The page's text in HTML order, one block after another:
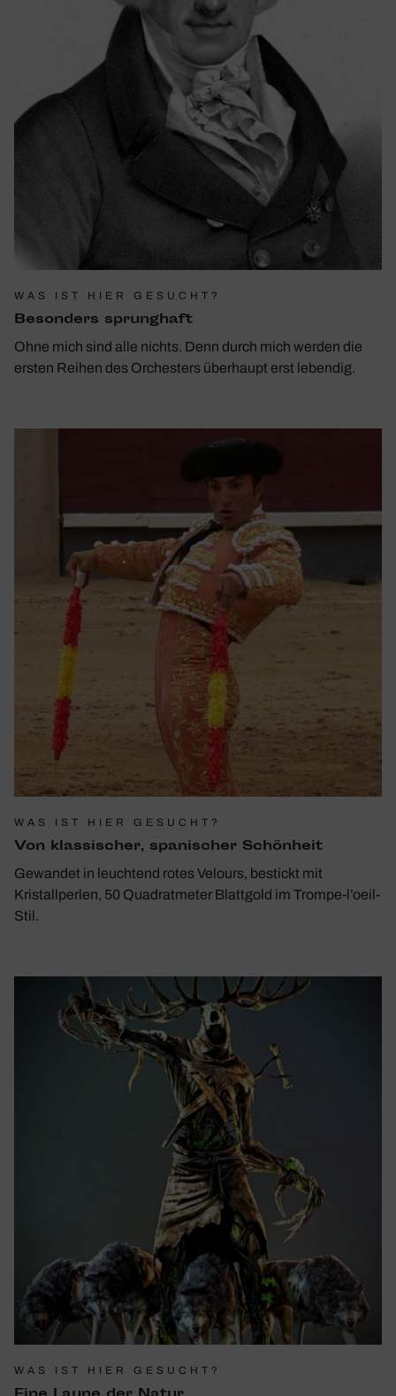
WAS IST HIER GESUCHT?
Beson­ders sprung­haft
Ohne mich sind alle nichts. Denn durch mich werden die
ersten Reihen des Orchesters überhaupt erst lebendig.
WAS IST HIER GESUCHT?
Von klas­si­scher, spani­scher Schön­heit
Gewandet in leuchtend rotes Velours, bestickt mit
Kristallperlen, 50 Quadratmeter Blattgold im Trompe-l’oeil-
Stil.
WAS IST HIER GESUCHT?